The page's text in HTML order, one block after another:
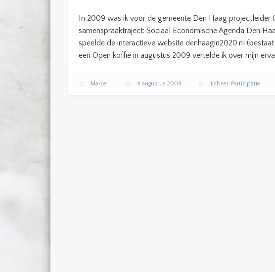
In 2009 was ik voor de gemeente Den Haag projectleider
samenspraaktraject: Sociaal Economische Agenda Den
speelde de interactieve website denhaagin2020.nl
een Open koffie in augustus 2009 vertelde ik over mijn
Marcel 9 augustus 2009 IJsbeer, Participatie